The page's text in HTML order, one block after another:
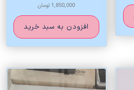
1,850,000 تومان
افزودن به سبد خرید